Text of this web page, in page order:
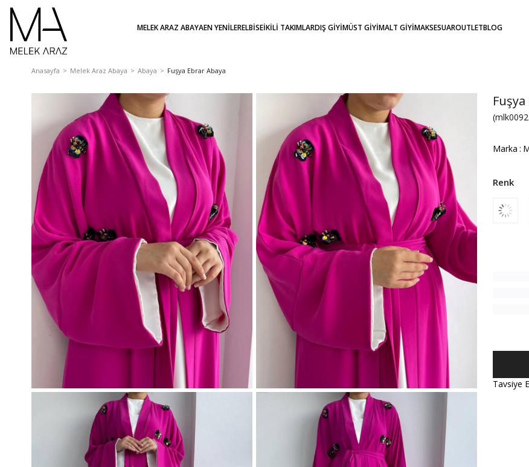
MELEK ARAZ ABAYAEN YENİLERELBİSEİKİLİ TAKIMLARDIŞ GİYİMÜST GİYİMALT GİYİMAKSESUAROUTLETBLOG
Anasayfa Melek Araz Abaya Abaya Fuşya Ebrar Abaya
Marka :
Tavsiye